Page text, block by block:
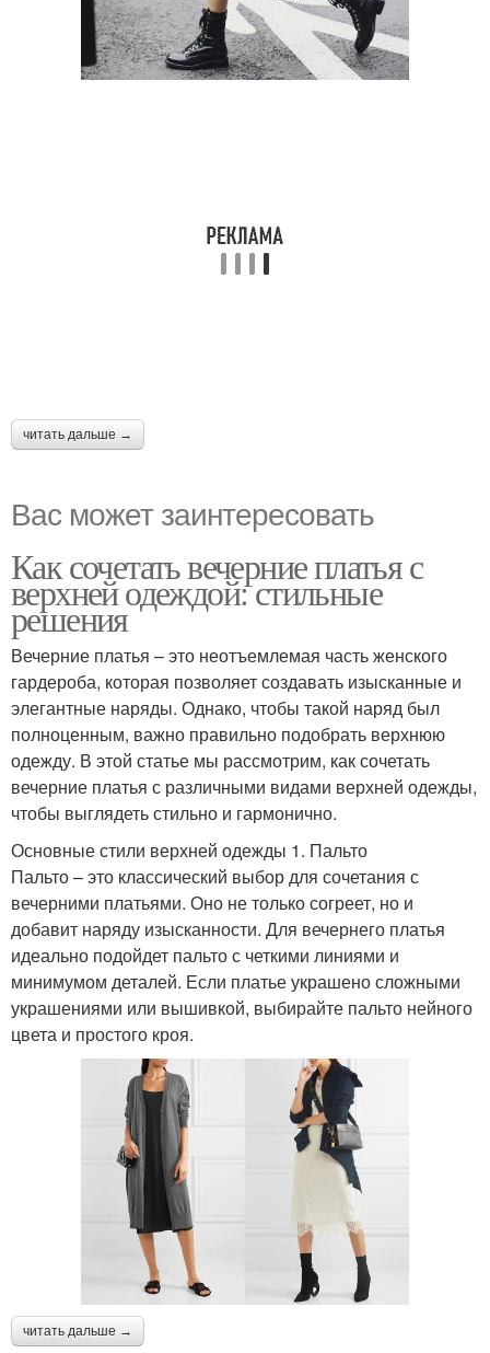
читать дальше →
Вас может заинтересовать
Как сочетать вечерние платья с
верхней одеждой: стильные
решения
Вечерние платья – это неотъемлемая часть женского
гардероба, которая позволяет создавать изысканные и
элегантные наряды. Однако, чтобы такой наряд был
полноценным, важно правильно подобрать верхнюю
одежду. В этой статье мы рассмотрим, как сочетать
вечерние платья с различными видами верхней одежды,
чтобы выглядеть стильно и гармонично.
Основные стили верхней одежды 1. Пальто
Пальто – это классический выбор для сочетания с
вечерними платьями. Оно не только согреет, но и
добавит наряду изысканности. Для вечернего платья
идеально подойдет пальто с четкими линиями и
минимумом деталей. Если платье украшено сложными
украшениями или вышивкой, выбирайте пальто нейного
цвета и простого кроя.
читать дальше →